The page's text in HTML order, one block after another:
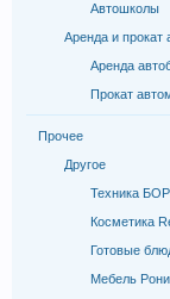
Автошколы
Аренда и прокат
Аренда
Прокат
Прочее
Другое
Техника
Косметика
Готовые
Мебель